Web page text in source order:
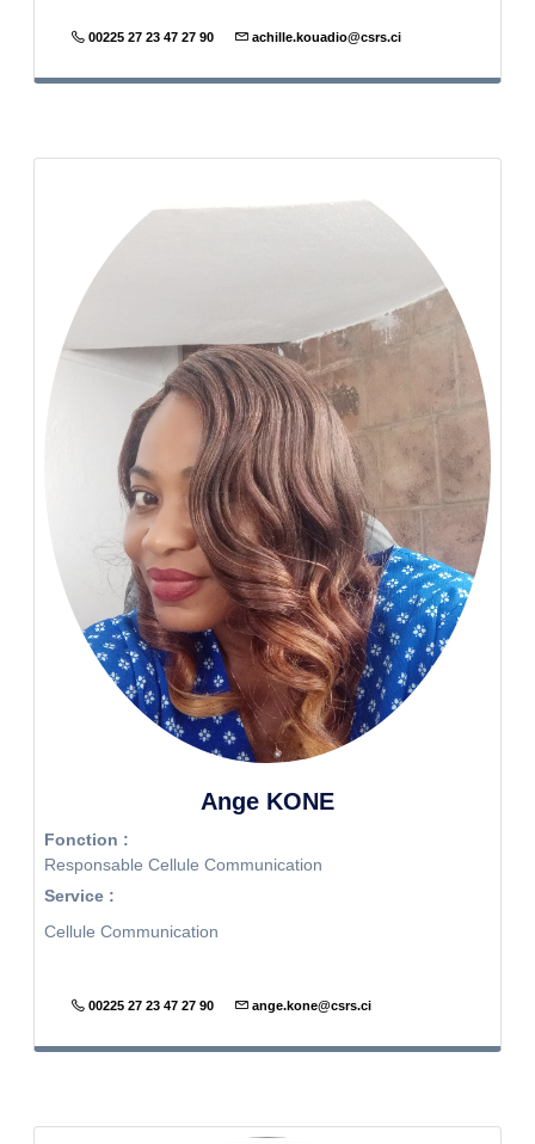
00225 27 23 47 27 90 achille.kouadio@csrs.ci
Ange KONE
Fonction :
Responsable Cellule Communication
Service :
Cellule Communication
00225 27 23 47 27 90 ange.kone@csrs.ci